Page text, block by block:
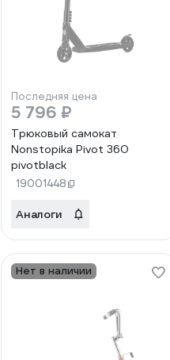
Последняя цена
5 796 ₽
Трюковый самокат
Nonstopika Pivot 360
pivotblack
19001448
Аналоги
Нет в наличии